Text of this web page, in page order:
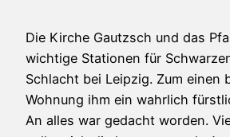
Die Kirche Gautzsch und das
wichtige Stationen für
Schlacht bei Leipzig. Zum einen
Wohnung ihm ein wahrlich
An alles war gedacht worden.